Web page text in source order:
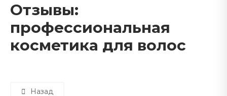
Отзывы:
профессиональная
косметика для волос
Назад